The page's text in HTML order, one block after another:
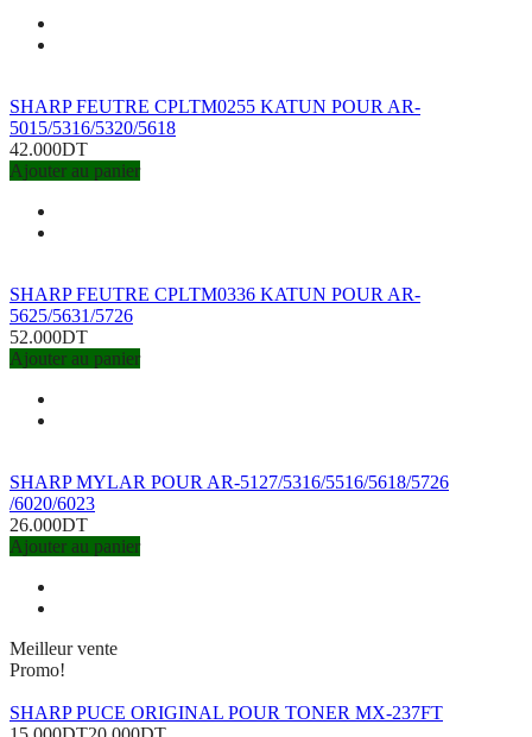
SHARP FEUTRE CPLTM0255 KATUN POUR AR-
5015/5316/5320/5618
42.000DT
Ajouter au panier
SHARP FEUTRE CPLTM0336 KATUN POUR AR-
5625/5631/5726
52.000DT
Ajouter au panier
SHARP MYLAR POUR AR-5127/5316/5516/5618/5726
/6020/6023
26.000DT
Ajouter au panier
Meilleur vente
Promo!
SHARP PUCE ORIGINAL POUR TONER MX-237FT